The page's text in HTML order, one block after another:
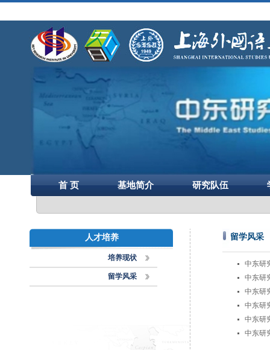
首 页 基地简介 研究队伍
人才培养
培养现状
留学风采
留学风采
中东研
中东研
中东研
中东研
中东研
中东研